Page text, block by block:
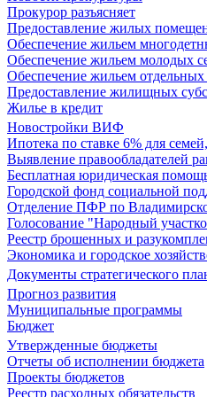
Прокурор разъясняет
Предоставление жилых
Обеспечение жильем
Обеспечение жильем молодых
Обеспечение жильем отдельных
Предоставление жилищных
Жилье в кредит
Новостройки ВИФ
Ипотека по ставке 6% для
Выявление правообладателей
Бесплатная юридическая
Городской фонд социальной
Отделение ПФР по
Голосование "Народный
Реестр брошенных и
Экономика и городское
Документы стратегического
Прогноз развития
Муниципальные программы
Бюджет
Утвержденные бюджеты
Отчеты об исполнении бюджета
Проекты бюджетов
Реестр расходных обязательств